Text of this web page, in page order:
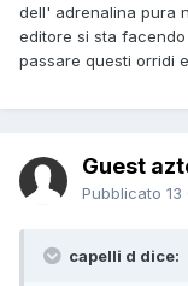
dell' adrenalina pura
editore si sta
passare questi orridi
Guest
Pubblicato 13
capelli d dice: